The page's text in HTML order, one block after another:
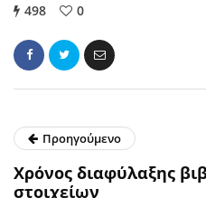
498 0
Προηγούμενο
Χρόνος διαφύλαξης
στοιχείων